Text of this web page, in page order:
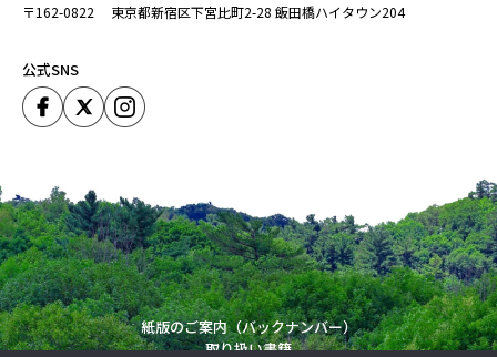
〒162-0822
東京都新宿区下宮比町2-28 飯田橋ハイタウン204
公式SNS
紙版のご案内（バックナンバー）
取り扱い書籍